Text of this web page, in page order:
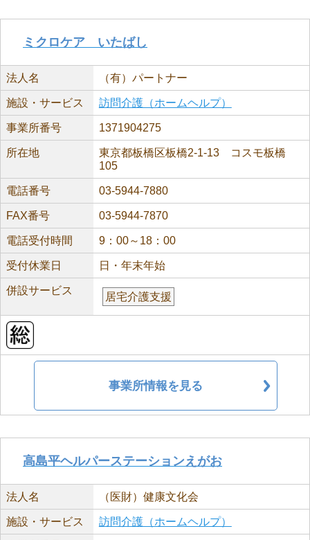
ミクロケア いたばし
法人名 （有）パートナー
施設・サービス 訪問介護（ホームヘルプ）
事業所番号 1371904275
所在地
東京都板橋区板橋2-1-13 コスモ板橋
105
電話番号 03-5944-7880
FAX番号 03-5944-7870
電話受付時間 9：00～18：00
受付休業日 日・年末年始
併設サービス
居宅介護支援
事業所情報を見る
高島平ヘルパーステーションえがお
法人名 （医財）健康文化会
施設・サービス 訪問介護（ホームヘルプ）